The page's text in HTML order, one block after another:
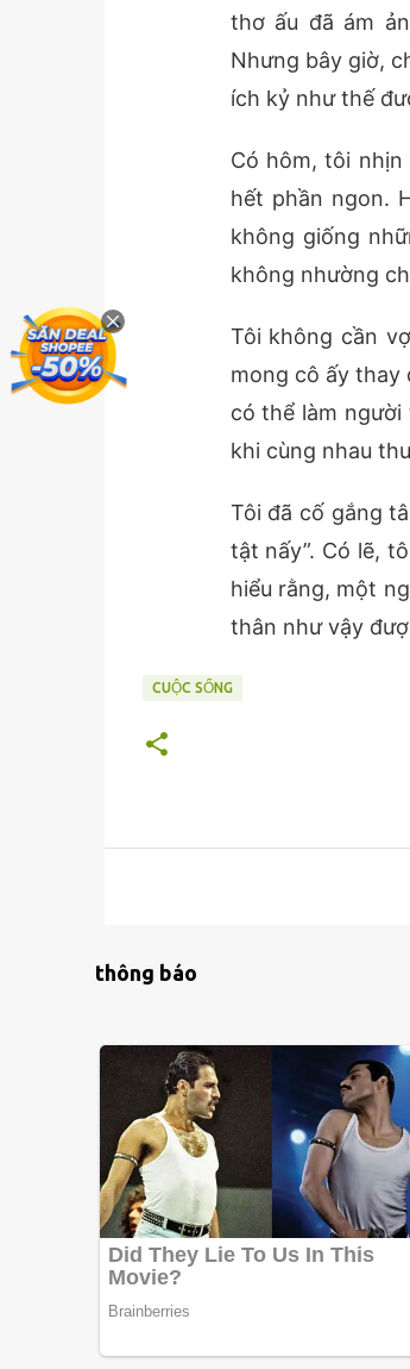
thơ ấu đã ám
Nhưng bây giờ,
ích kỷ như thế
Có hôm, tôi
hết phần ngon.
không giống
không nhường
Tôi không cần
mong cô ấy thay
có thể làm người
khi cùng nhau
Tôi đã cố gắng
tật nấy”. Có lẽ,
hiểu rằng, một
thân như vậy
CUỘC SỐNG
thông báo